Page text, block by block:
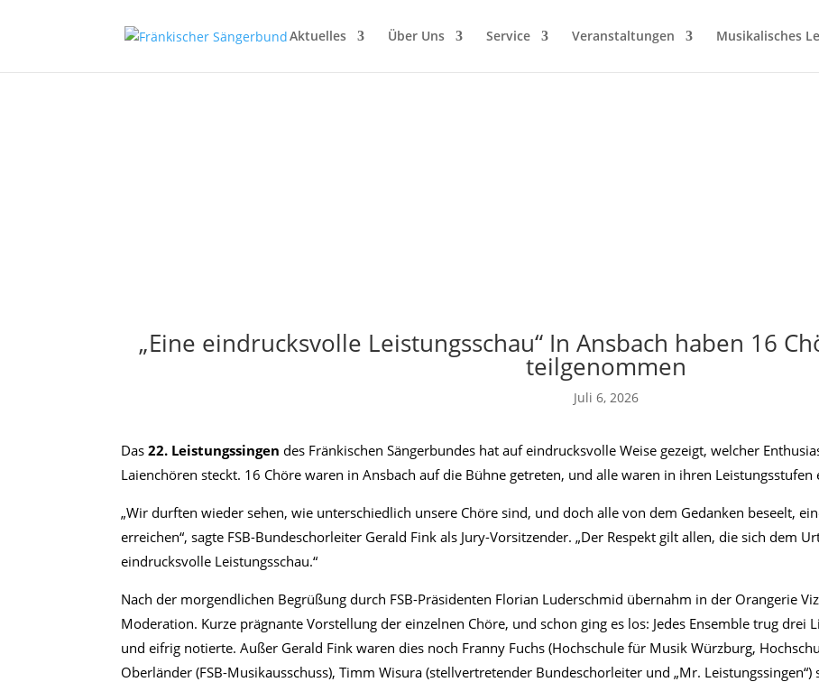
Aktuelles Über Uns Service Veranstaltungen Musikalisches
„Eine eindrucksvolle Leistungsschau“ In Ansbach haben 16
teilgenommen
Juli 6, 2026
Das22. Leistungssingen des Fränkischen Sängerbundes hat auf eindrucksvolle Weise gezeigt, welcher
Laienchören steckt. 16 Chöre waren in Ansbach auf die Bühne getreten, und alle waren in ihren Leistungsstufen
„Wir durften wieder sehen, wie unterschiedlich unsere Chöre sind, und doch alle von dem Gedanken beseelt,
erreichen“, sagte FSB-Bundeschorleiter Gerald Fink als Jury-Vorsitzender. „Der Respekt gilt allen, die sich dem
eindrucksvolle Leistungsschau.“
Nach der morgendlichen Begrüßung durch FSB-Präsidenten Florian Luderschmid übernahm in der Orangerie
Moderation. Kurze prägnante Vorstellung der einzelnen Chöre, und schon ging es los: Jedes Ensemble trug drei
und eifrig notierte. Außer Gerald Fink waren dies noch Franny Fuchs (Hochschule für Musik Würzburg,
Oberländer (FSB-Musikausschuss), Timm Wisura (stellvertretender Bundeschorleiter und „Mr.